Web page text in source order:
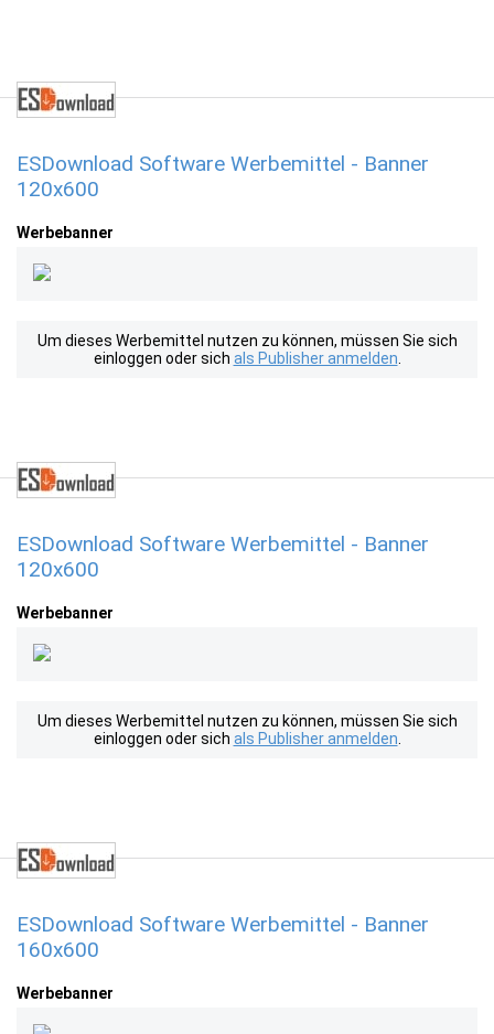
ESDownload Software Werbemittel - Banner
120x600
Werbebanner
Um dieses Werbemittel nutzen zu können, müssen Sie sich
einloggen oder sich als Publisher anmelden
ESDownload Software Werbemittel - Banner
120x600
Werbebanner
Um dieses Werbemittel nutzen zu können, müssen Sie sich
einloggen oder sich als Publisher anmelden
ESDownload Software Werbemittel - Banner
160x600
Werbebanner